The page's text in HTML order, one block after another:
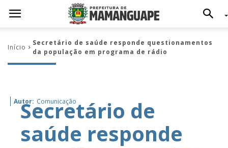
Início
Secretário de saúde responde questionamentos
da população em programa de rádio
Autor: Comunicação
Secretário de
saúde responde